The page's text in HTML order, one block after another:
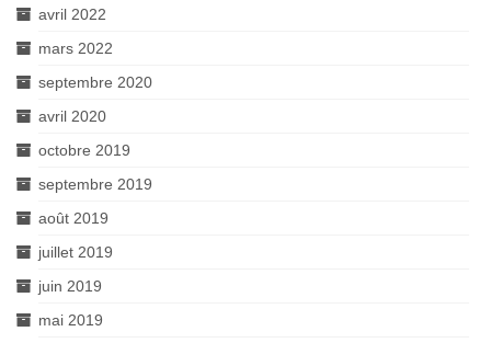
avril 2022
mars 2022
septembre 2020
avril 2020
octobre 2019
septembre 2019
août 2019
juillet 2019
juin 2019
mai 2019